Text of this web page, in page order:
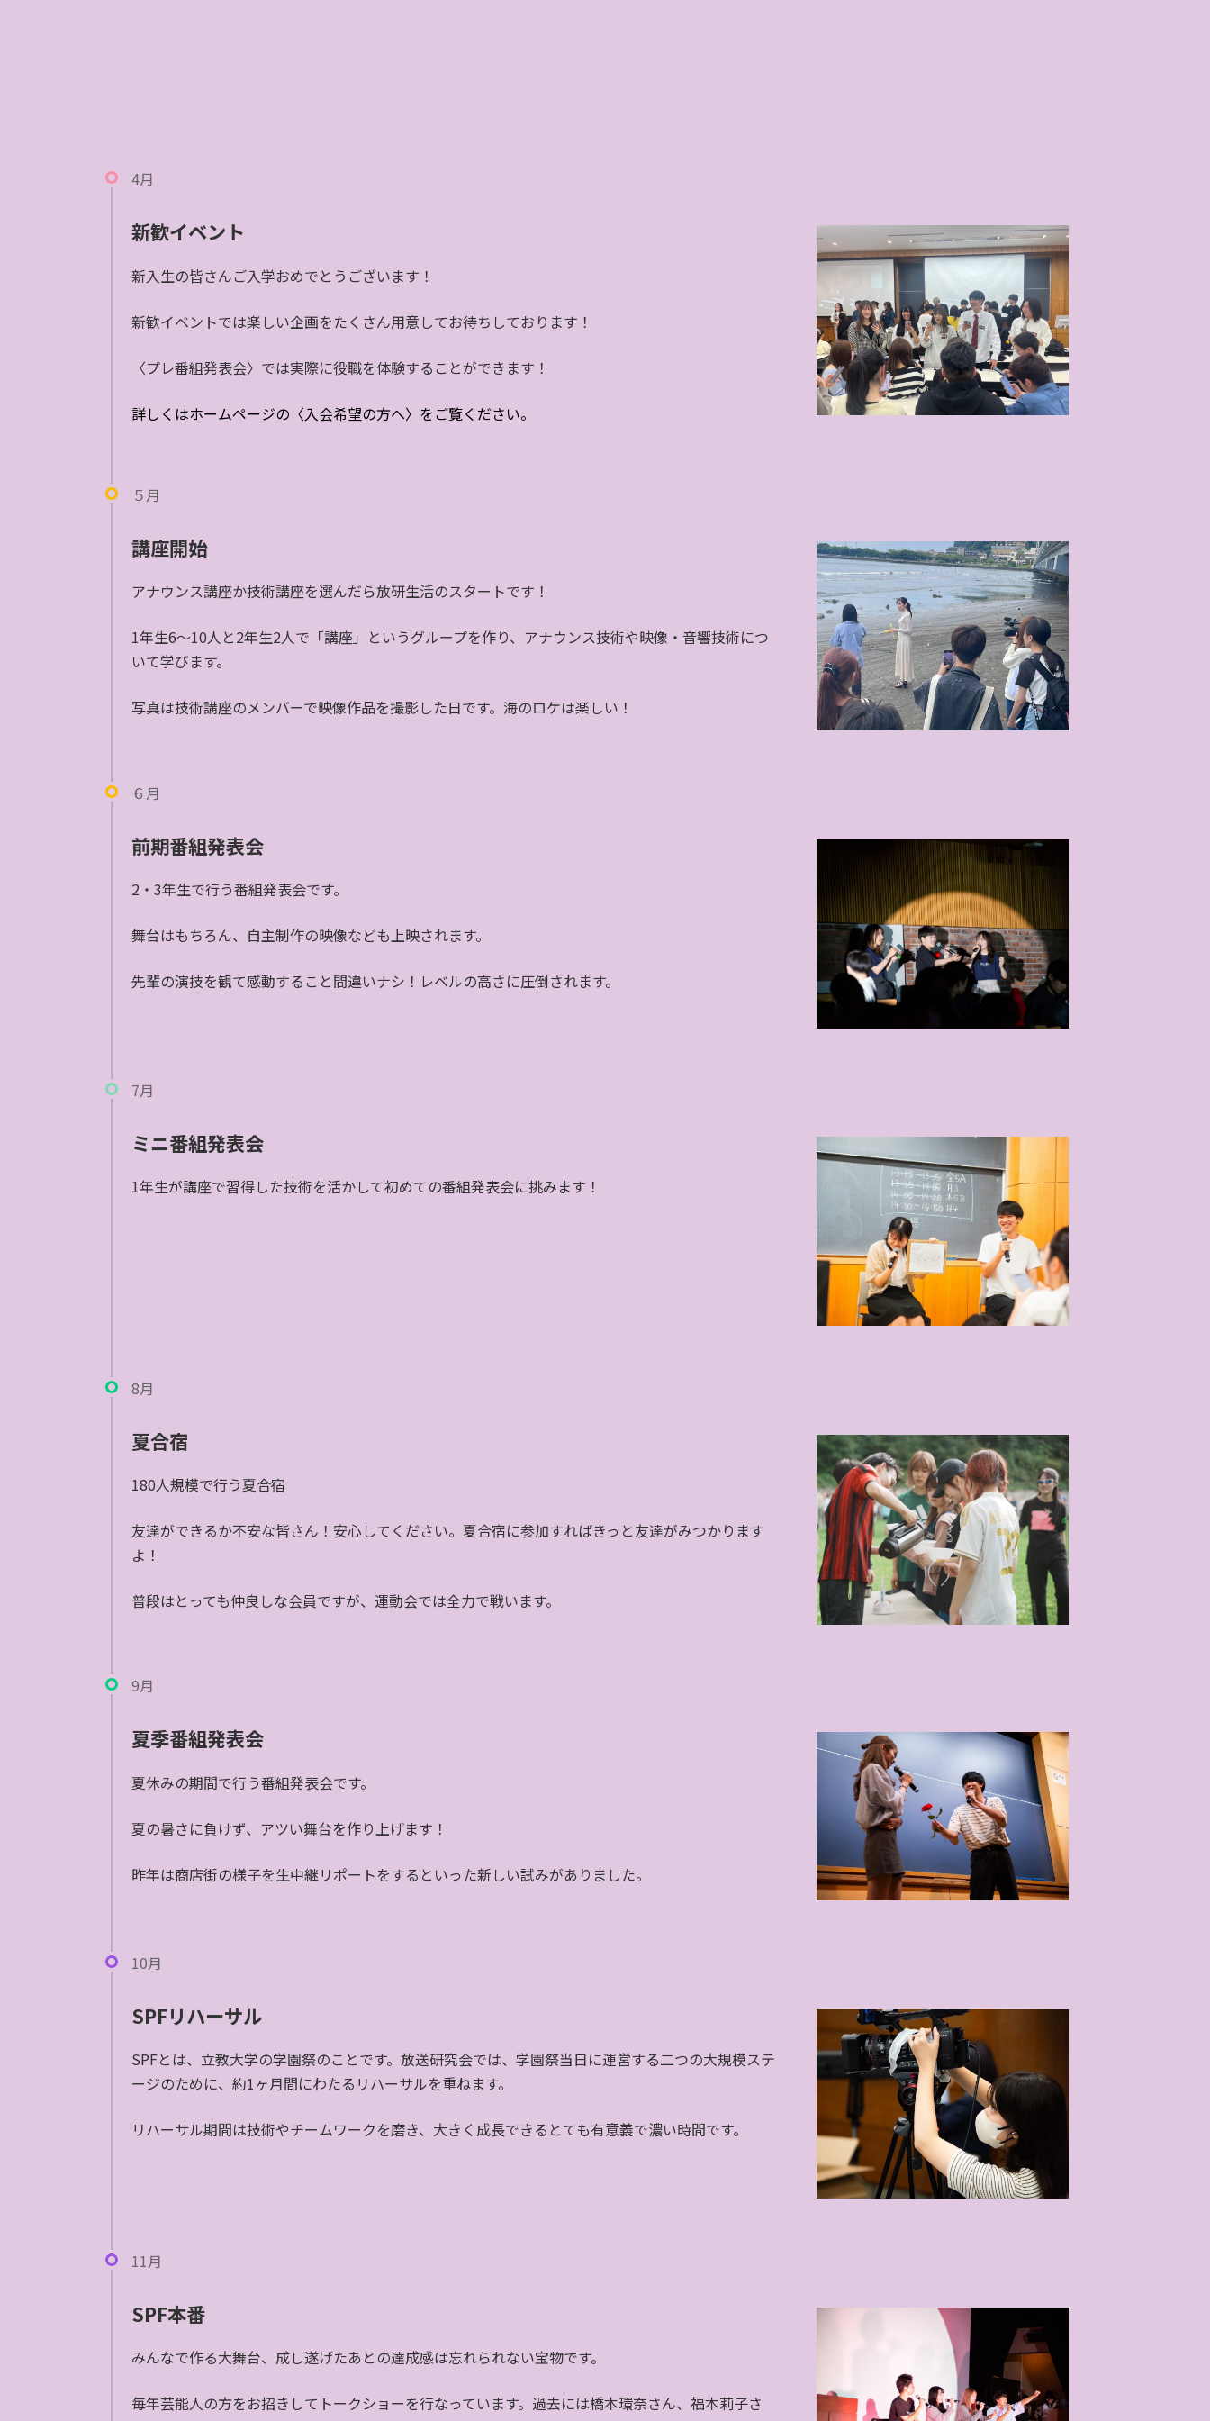
4月
新歓イベント
新入生の皆さんご入学おめでとうございます！
新歓イベントでは楽しい企画をたくさん用意してお待ちしております！
〈プレ番組発表会〉では実際に役職を体験することができます！
詳しくはホームページの〈入会希望の方へ〉をご覧ください。
５月
講座開始
アナウンス講座か技術講座を選んだら放研生活のスタートです！
1年生6〜10人と2年生2人で「講座」というグループを作り、アナウンス技術や映像・音響技術につ
いて学びます。
写真は技術講座のメンバーで映像作品を撮影した日です。海のロケは楽しい！
６月
前期番組発表会
2・3年生で行う番組発表会です。
舞台はもちろん、自主制作の映像なども上映されます。
先輩の演技を観て感動すること間違いナシ！レベルの高さに圧倒されます。
7月
ミニ番組発表会
1年生が講座で習得した技術を活かして初めての番組発表会に挑みます！
8月
夏合宿
180人規模で行う夏合宿
友達ができるか不安な皆さん！安心してください。夏合宿に参加すればきっと友達がみつかります
よ！
普段はとっても仲良しな会員ですが、運動会では全力で戦います。
9月
夏季番組発表会
夏休みの期間で行う番組発表会です。
夏の暑さに負けず、アツい舞台を作り上げます！
昨年は商店街の様子を生中継リポートをするといった新しい試みがありました。
10月
SPFリハーサル
SPFとは、立教大学の学園祭のことです。放送研究会では、学園祭当日に運営する二つの大規模ステ
ージのために、約1ヶ月間にわたるリハーサルを重ねます。
リハーサル期間は技術やチームワークを磨き、大きく成長できるとても有意義で濃い時間です。
11月
SPF本番
みんなで作る大舞台、成し遂げたあとの達成感は忘れられない宝物です。
毎年芸能人の方をお招きしてトークショーを行なっています。過去には橋本環奈さん、福本莉子さ